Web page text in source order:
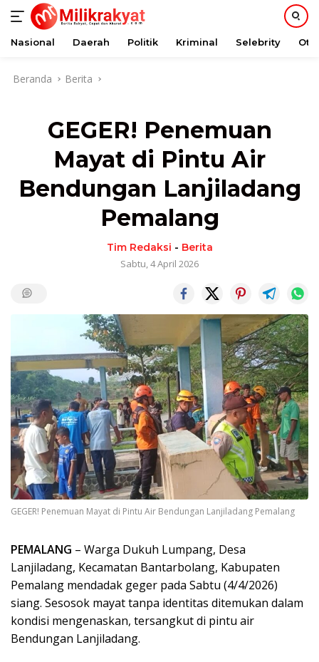
Nasional Daerah Politik Kriminal Selebrity
Beranda Berita
GEGER! Penemuan
Mayat di Pintu Air
Bendungan Lanjiladang
Pemalang
Tim Redaksi - Berita
Sabtu, 4 April 2026
GEGER! Penemuan Mayat di Pintu Air Bendungan Lanjiladang Pemalang
PEMALANG – Warga Dukuh Lumpang, Desa
Lanjiladang, Kecamatan Bantarbolang, Kabupaten
Pemalang mendadak geger pada Sabtu (4/4/2026)
siang. Sesosok mayat tanpa identitas ditemukan dalam
kondisi mengenaskan, tersangkut di pintu air
Bendungan Lanjiladang.